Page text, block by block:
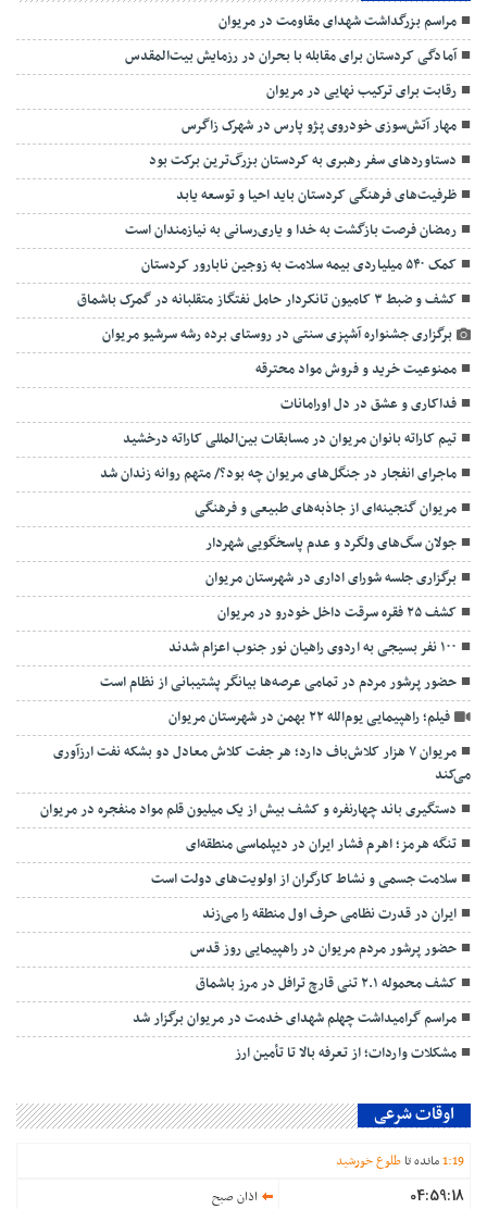
مراسم بزرگداشت شهدای مقاومت در مریوان
آمادگی کردستان برای مقابله با بحران‌ در رزمایش بیت‌المقدس
رقابت برای ترکیب نهایی در مریوان
مهار آتش‌سوزی خودروی پژو پارس در شهرک زاگرس
دستاوردهای سفر رهبری به کردستان بزرگ‌ترین برکت بود
ظرفیت‌های فرهنگی کردستان باید احیا و توسعه یابد
رمضان فرصت بازگشت به خدا و یاری‌رسانی به نیازمندان است
کمک ۵۴۰ میلیاردی بیمه سلامت به زوجین نابارور کردستان
کشف و ضبط ۳ کامیون تانکردار حامل نفتگاز متقلبانه در گمرک باشماق
برگزاری جشنواره آشپزی سنتی در روستای برده رشه سرشیو مریوان
ممنوعیت خرید و فروش مواد محترقه ‌
فداکاری و عشق در دل اورامانات
تیم کاراته بانوان مریوان در مسابقات بین‌المللی کاراته درخشید
ماجرای انفجار در جنگل‌های مریوان چه بود؟/ متهم روانه زندان شد
مریوان گنجینه‌ای از جاذبه‌های طبیعی و فرهنگی
جولان سگ‌های ولگرد و عدم پاسخگویی شهردار
برگزاری جلسه شورای اداری در شهرستان مریوان
کشف ۲۵ فقره سرقت داخل خودرو در مریوان
۱۰۰ نفر بسیجی به اردوی راهیان نور جنوب اعزام شدند
حضور پرشور مردم در تمامی عرصه‌ها بیانگر پشتیبانی از نظام است
فیلم؛ راهپیمایی یوم‌الله ۲۲ بهمن در شهرستان مریوان
مریوان ۷ هزار کلاش‌باف دارد؛ هر جفت کلاش معادل دو بشکه نفت ارزآوری
می‌کند
دستگیری باند چهارنفره و کشف بیش از یک میلیون قلم مواد منفجره در مریوان
تنگه هرمز؛ اهرم فشار ایران در دیپلماسی منطقه‌ای
سلامت جسمی و نشاط کارگران از اولویت‌های دولت است
ایران در قدرت نظامی حرف اول منطقه را می‌زند
حضور پرشور مردم مریوان در راهپیمایی روز قدس
کشف محموله ۲.۱ تنی قارچ ترافل در مرز باشماق
مراسم گرامیداشت چهلم شهدای خدمت در مریوان برگزار شد
مشکلات واردات؛ از تعرفه بالا تا تأمین ارز
اوقات شرعی
1:19 مانده تا طلوع خورشید
04:59:18 اذان صبح